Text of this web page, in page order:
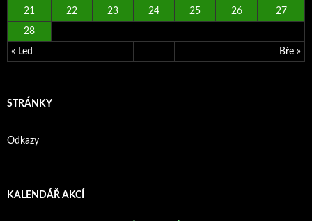
« Led Bře »
21 22 23 24 25 26 27
28
STRÁNKY
Odkazy
KALENDÁŘ AKCÍ